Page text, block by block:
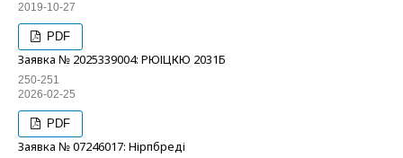
2019-10-27
PDF
Заявка № 2025339004: РЮІЦКЮ 2031Б
250-251
2026-02-25
PDF
Заявка № 07246017: Нірпбреді